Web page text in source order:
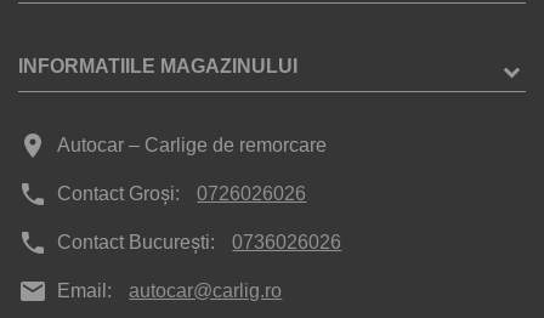
INFORMATIILE MAGAZINULUI
place Autocar – Carlige de remorcare
phone Contact Groși: 0726026026
phone Contact București: 0736026026
mail Email: autocar@carlig.ro